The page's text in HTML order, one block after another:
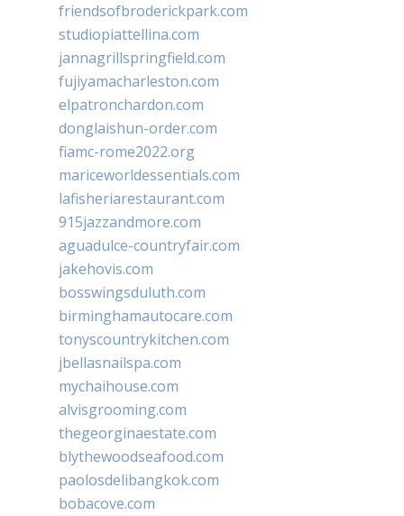
friendsofbroderickpark.com
studiopiattellina.com
jannagrillspringfield.com
fujiyamacharleston.com
elpatronchardon.com
donglaishun-order.com
fiamc-rome2022.org
mariceworldessentials.com
lafisheriarestaurant.com
915jazzandmore.com
aguadulce-countryfair.com
jakehovis.com
bosswingsduluth.com
birminghamautocare.com
tonyscountrykitchen.com
jbellasnailspa.com
mychaihouse.com
alvisgrooming.com
thegeorginaestate.com
blythewoodseafood.com
paolosdelibangkok.com
bobacove.com